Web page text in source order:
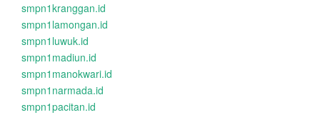
smpn1kranggan.id
smpn1lamongan.id
smpn1luwuk.id
smpn1madiun.id
smpn1manokwari.id
smpn1narmada.id
smpn1pacitan.id